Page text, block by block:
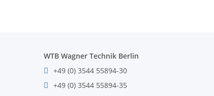
WTB Wagner Technik Berlin
+49 (0) 3544 55894-30
+49 (0) 3544 55894-35